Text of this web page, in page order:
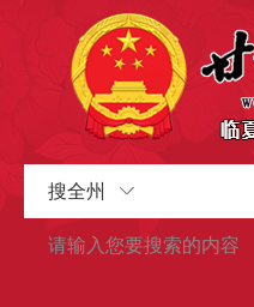
搜全州